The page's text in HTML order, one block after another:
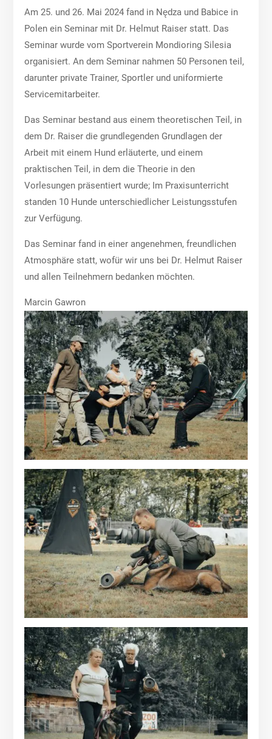
Am 25. und 26. Mai 2024 fand in Nędza und Babice in
Polen ein Seminar mit Dr. Helmut Raiser statt. Das
Seminar wurde vom Sportverein Mondioring Silesia
organisiert. An dem Seminar nahmen 50 Personen teil,
darunter private Trainer, Sportler und uniformierte
Servicemitarbeiter.
Das Seminar bestand aus einem theoretischen Teil, in
dem Dr. Raiser die grundlegenden Grundlagen der
Arbeit mit einem Hund erläuterte, und einem
praktischen Teil, in dem die Theorie in den
Vorlesungen präsentiert wurde; Im Praxisunterricht
standen 10 Hunde unterschiedlicher Leistungsstufen
zur Verfügung.
Das Seminar fand in einer angenehmen, freundlichen
Atmosphäre statt, wofür wir uns bei Dr. Helmut Raiser
und allen Teilnehmern bedanken möchten.
Marcin Gawron